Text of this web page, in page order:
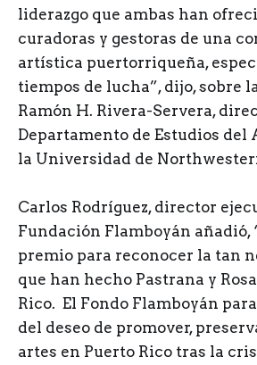
liderazgo que ambas han
curadoras y gestoras de una
artística puertorriqueña,
tiempos de lucha”, dijo, sobre
Ramón H. Rivera-Servera,
Departamento de Estudios del
la Universidad de
Carlos Rodríguez, director
Fundación Flamboyán añadió,
premio para reconocer la tan
que han hecho Pastrana y
Rico. El Fondo Flamboyán
del deseo de promover,
artes en Puerto Rico tras la